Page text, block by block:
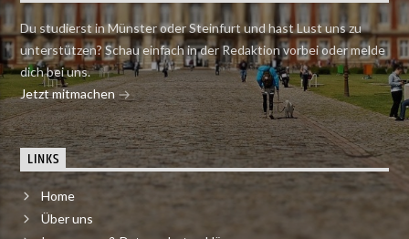
Du studierst in Münster oder Steinfurt und hast Lust uns zu
unterstützen? Schau einfach in der Redaktion vorbei oder melde
dich bei uns.
Jetzt mitmachen
LINKS
Home
Über uns